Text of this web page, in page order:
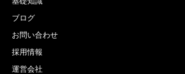
ブログ
お問い合わせ
採用情報
運営会社